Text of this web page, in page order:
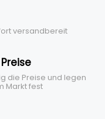
versandbereit
die Preise und legen
Markt fest